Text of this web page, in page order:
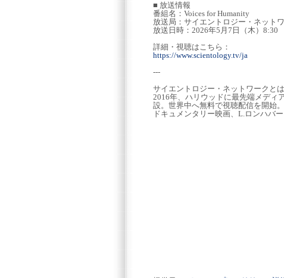
■ 放送情報
番組名：Voices for Humanity
放送局：サイエントロジー・ネット
放送日時：2026年5月7日（木）8:30
詳細・視聴はこちら：
https://www.scientology.tv/ja
---
サイエントロジー・ネットワークとは
2016年、ハリウッドに最先端メディ
設。世界中へ無料で視聴配信を開始
ドキュメンタリー映画、L.ロンハバ